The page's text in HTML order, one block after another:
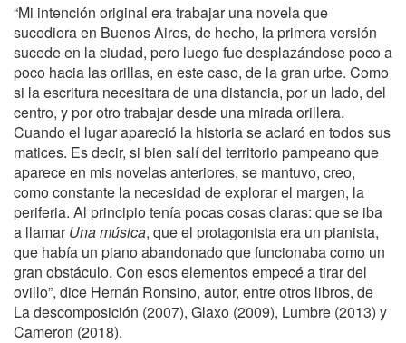
“Mi intención original era trabajar una novela que
sucediera en Buenos Aires, de hecho, la primera versión
sucede en la ciudad, pero luego fue desplazándose poco a
poco hacia las orillas, en este caso, de la gran urbe. Como
si la escritura necesitara de una distancia, por un lado, del
centro, y por otro trabajar desde una mirada orillera.
Cuando el lugar apareció la historia se aclaró en todos sus
matices. Es decir, si bien salí del territorio pampeano que
aparece en mis novelas anteriores, se mantuvo, creo,
como constante la necesidad de explorar el margen, la
periferia. Al principio tenía pocas cosas claras: que se iba
a llamarUna música, que el protagonista era un pianista,
que había un piano abandonado que funcionaba como un
gran obstáculo. Con esos elementos empecé a tirar del
ovillo”, dice Hernán Ronsino, autor, entre otros libros, de
La descomposición (2007), Glaxo (2009), Lumbre (2013) y
Cameron (2018).